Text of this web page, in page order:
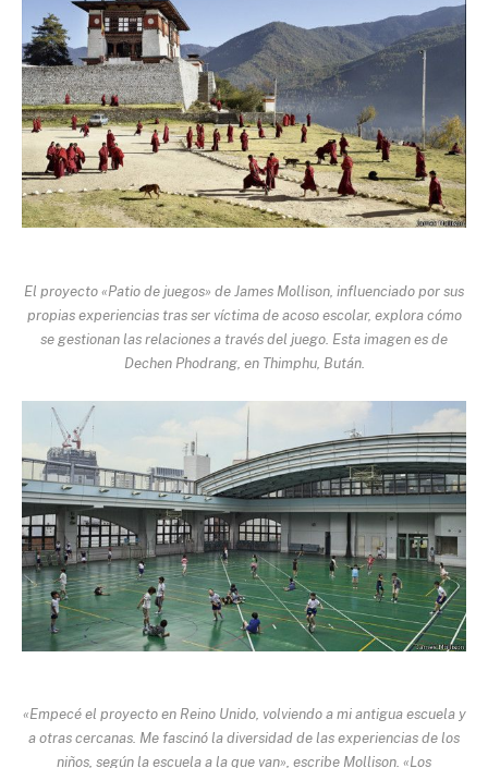
El proyecto «Patio de juegos» de James Mollison, influenciado por sus
propias experiencias tras ser víctima de acoso escolar, explora cómo
se gestionan las relaciones a través del juego. Esta imagen es de
Dechen Phodrang, en Thimphu, Bután.
«Empecé el proyecto en Reino Unido, volviendo a mi antigua escuela y
a otras cercanas. Me fascinó la diversidad de las experiencias de los
niños, según la escuela a la que van», escribe Mollison. «Los